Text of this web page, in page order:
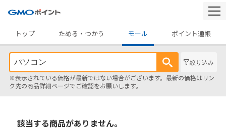
トップ
ためる・つかう モール ポイント通帳
絞り込み
※表示されている価格が最新ではない場合がございます。最新の価格はリン
ク先の商品詳細ページでご確認をお願いします。
該当する商品がありません。